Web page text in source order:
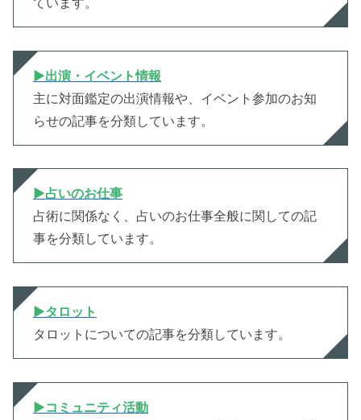
▶︎出演・イベント情報
主に対面鑑定の出演情報や、イベント参加のお知
らせの記事を分類しています。
▶︎占いのお仕事
占術に関係なく、占いのお仕事全般に関しての記
事を分類しています。
▶︎タロット
タロットについての記事を分類しています。
▶︎コミュニティ活動